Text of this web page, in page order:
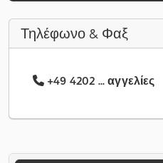
Τηλέφωνο & Φαξ
+49 4202 ... αγγελίες